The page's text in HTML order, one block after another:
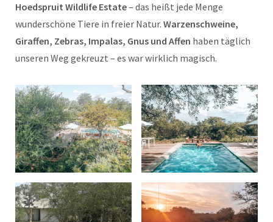
Hoedspruit Wildlife Estate– das heißt jede Menge
wunderschöne Tiere in freier Natur. Warzenschweine,
Giraffen, Zebras, Impalas, Gnus und Affen haben täglich
unseren Weg gekreuzt – es war wirklich magisch.